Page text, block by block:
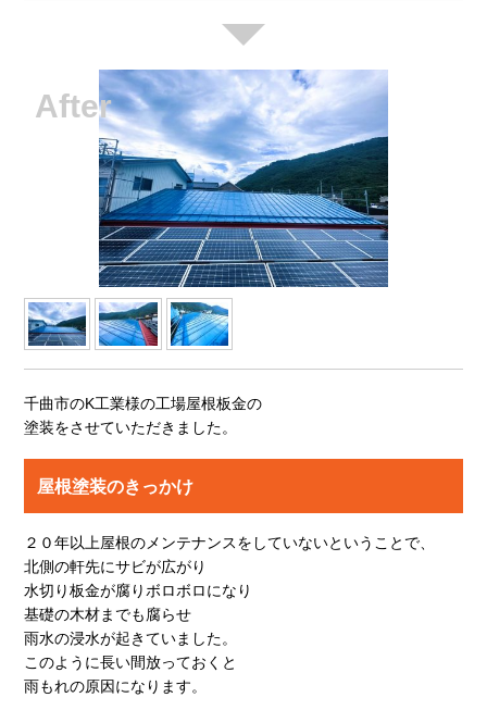
千曲市のK工業様の工場屋根板金の
塗装をさせていただきました。
屋根塗装のきっかけ
２０年以上屋根のメンテナンスをしていないということで、
北側の軒先にサビが広がり
水切り板金が腐りボロボロになり
基礎の木材までも腐らせ
雨水の浸水が起きていました。
このように長い間放っておくと
雨もれの原因になります。